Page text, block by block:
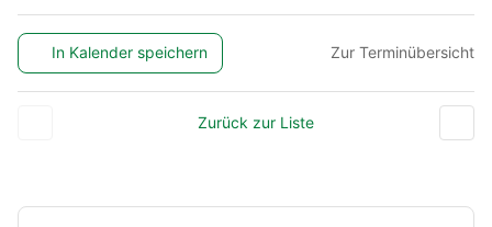
In Kalender speichern Zur Terminübersicht
Zurück zur Liste